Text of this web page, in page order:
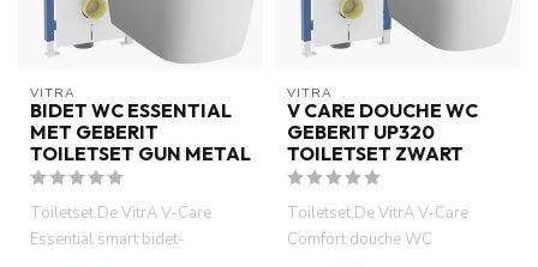
VITRA
BIDET WC ESSENTIAL
MET GEBERIT
TOILETSET GUN METAL
Toiletset,De VitrA V-Care
Essential smart bidet-
VITRA
V CARE DOUCHE WC
GEBERIT UP320
TOILETSET ZWART
Toiletset,De VitrA V-Care
Comfort douche WC